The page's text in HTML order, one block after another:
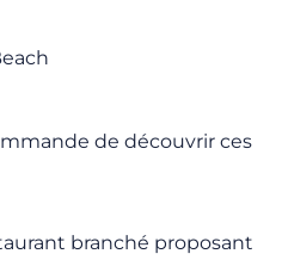
de découvrir ces
branché proposant